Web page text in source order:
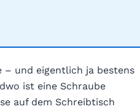
– und eigentlich ja bestens
ist eine Schraube
auf dem Schreibtisch